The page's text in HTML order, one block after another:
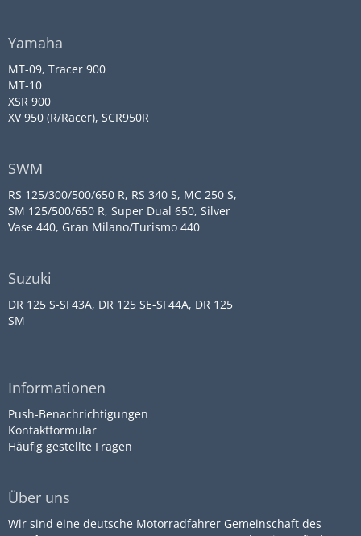
Yamaha
MT-09, Tracer 900
MT-10
XSR 900
XV 950 (R/Racer), SCR950R
SWM
RS 125/300/500/650 R, RS 340 S, MC 250 S,
SM 125/500/650 R, Super Dual 650, Silver
Vase 440, Gran Milano/Turismo 440
Suzuki
DR 125 S-SF43A, DR 125 SE-SF44A, DR 125
SM
Informationen
Push-Benachrichtigungen
Kontaktformular
Häufig gestellte Fragen
Über uns
Wir sind eine deutsche Motorradfahrer Gemeinschaft des